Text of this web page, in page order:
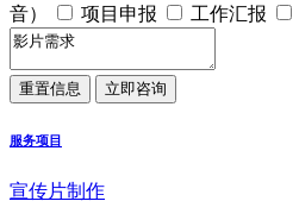
音）
项目申报 工作汇报
服务项目
宣传片制作